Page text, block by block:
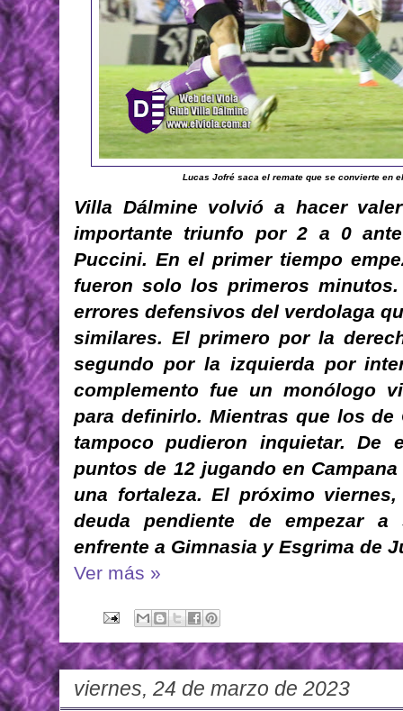
Lucas Jofré saca el remate que se convierte en
Villa Dálmine volvió a hacer
importante triunfo por 2 a 0
Puccini. En el primer tiempo
fueron solo los primeros
errores defensivos del verdolaga
similares. El primero por la
segundo por la izquierda por
complemento fue un monólogo
para definirlo. Mientras que los
tampoco pudieron inquietar. De
puntos de 12 jugando en
una fortaleza. El próximo
deuda pendiente de empezar
enfrente a Gimnasia y Esgrima de
Ver más »
viernes, 24 de marzo de 2023